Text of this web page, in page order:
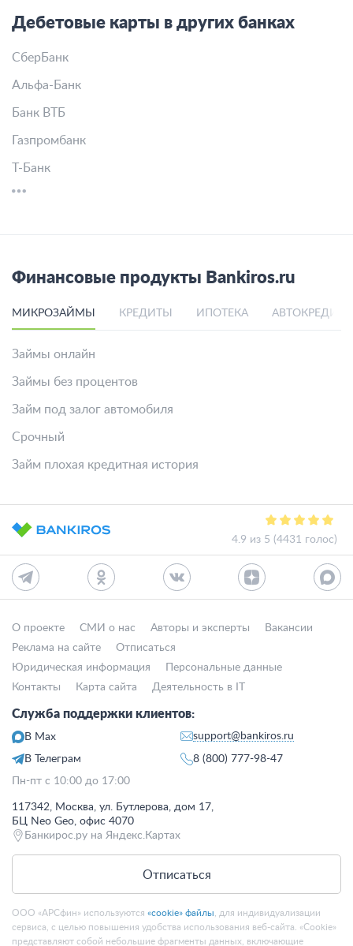
Дебетовые карты в других банках
СберБанк
Альфа-Банк
Банк ВТБ
Газпромбанк
Т-Банк
Финансовые продукты Bankiros.ru
МИКРОЗАЙМЫ КРЕДИТЫ ИПОТЕКА
Займы онлайн
Займы без процентов
Займ под залог автомобиля
Срочный
Займ плохая кредитная история
4.9 из 5 (4431 голос)
О проекте СМИ о нас Авторы и эксперты
Вакансии
Реклама на сайте
Отписаться
Юридическая информация
Персональные данные
Контакты
Карта сайта Деятельность в IT
Служба поддержки клиентов:
В Max
В Телеграм
support@bankiros.ru
8 (800) 777-98-47
Пн-пт с 10:00 до 17:00
117342, Москва, ул. Бутлерова, дом 17,
БЦ Neo Geo, офис 4070
Банкирос.ру на Яндекс.Картах
Отписаться
ООО «АРСфин» используются «cookie» файлы , для индивидуализации
сервиса, с целью повышения удобства использования веб-сайта. «Cookie»
представляют собой небольшие фрагменты данных, включающие